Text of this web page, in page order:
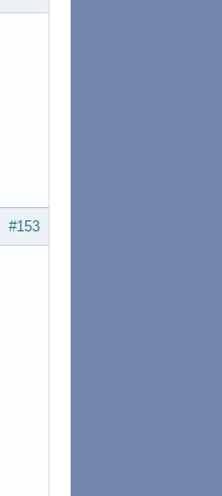
#153